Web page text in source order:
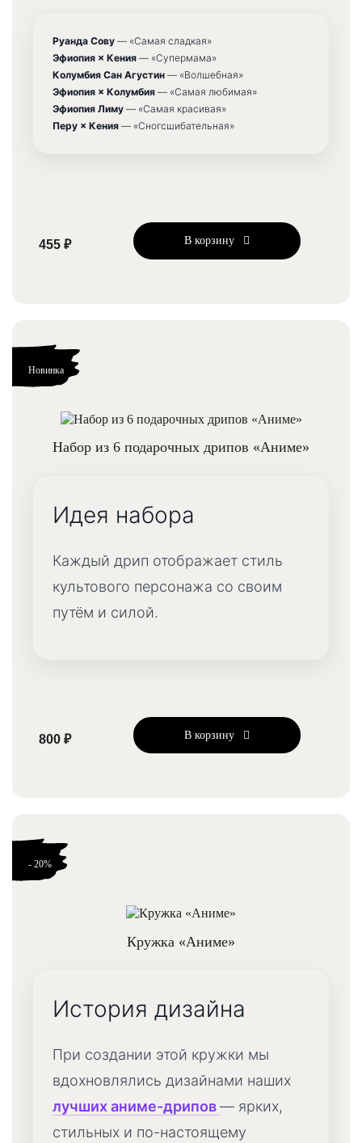
Руанда Сову — «Самая сладкая»
Эфиопия × Кения — «Супермама»
Колумбия Сан Агустин — «Волшебная»
Эфиопия × Колумбия — «Самая любимая»
Эфиопия Лиму — «Самая красивая»
Перу × Кения — «Сногсшибательная»
455 ₽ В корзину
Новинка
Набор из 6 подарочных дрипов «Аниме»
Идея набора
Каждый дрип отображает стиль
культового персонажа со своим
путём и силой.
800 ₽ В корзину
- 20%
Кружка «Аниме»
История дизайна
При создании этой кружки мы
вдохновлялись дизайнами наших
лучших аниме-дрипов— ярких,
стильных и по-настоящему